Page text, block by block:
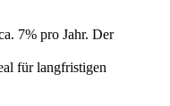
7% pro Jahr. Der
für langfristigen